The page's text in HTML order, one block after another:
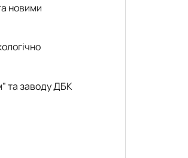
новими
та заводу ДБК